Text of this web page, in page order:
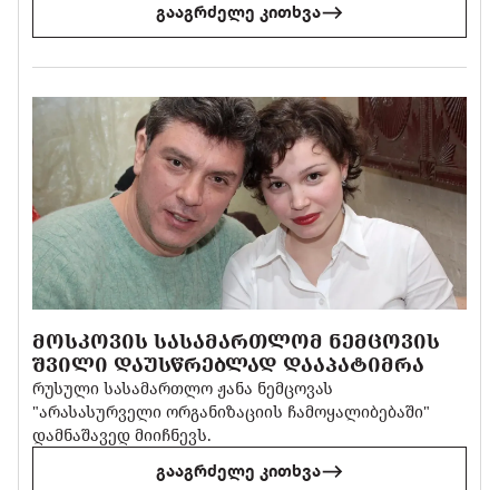
გააგრძელე კითხვა
ᲛᲝᲡᲙᲝᲕᲘᲡ ᲡᲐᲡᲐᲛᲐᲠᲗᲚᲝᲛ ᲜᲔᲛᲪᲝᲕᲘᲡ
ᲨᲕᲘᲚᲘ ᲓᲐᲣᲡᲬᲠᲔᲑᲚᲐᲓ ᲓᲐᲐᲞᲐᲢᲘᲛᲠᲐ
რუსული სასამართლო ჟანა ნემცოვას
"არასასურველი ორგანიზაციის ჩამოყალიბებაში"
დამნაშავედ მიიჩნევს.
გააგრძელე კითხვა